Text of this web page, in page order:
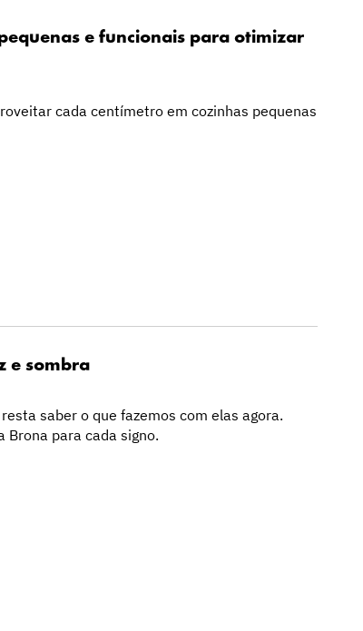
e funcionais para otimizar
cada centímetro em cozinhas pequenas
e sombra
saber o que fazemos com elas agora.
Brona para cada signo.